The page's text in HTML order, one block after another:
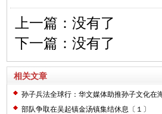
上一篇：没有了
下一篇：没有了
相关文章
孙子兵法全球行：华文媒体助推孙子文化在
部队争取在吴起镇金汤镇集结休息〔１〕